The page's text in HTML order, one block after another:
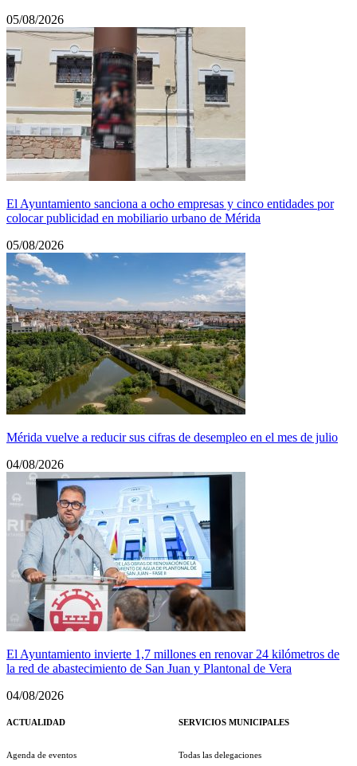
05/08/2026
El Ayuntamiento sanciona a ocho empresas y cinco entidades por
colocar publicidad en mobiliario urbano de Mérida
05/08/2026
Mérida vuelve a reducir sus cifras de desempleo en el mes de julio
04/08/2026
El Ayuntamiento invierte 1,7 millones en renovar 24 kilómetros de
la red de abastecimiento de San Juan y Plantonal de Vera
04/08/2026
ACTUALIDAD
Agenda de eventos
SERVICIOS MUNICIPALES
Todas las delegaciones